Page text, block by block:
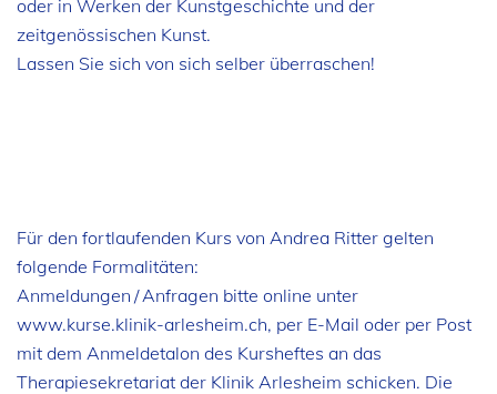
oder in Werken der Kunstgeschichte und der
zeitgenössischen Kunst.
Lassen Sie sich von sich selber überraschen!
Für den fortlaufenden Kurs von Andrea Ritter gelten
folgende Formalitäten:
Anmeldungen / Anfragen bitte online unter
www.kurse.klinik-arlesheim.ch, per E-Mail oder per Post
mit dem Anmeldetalon des Kursheftes an das
Therapiesekretariat der Klinik Arlesheim schicken. Die